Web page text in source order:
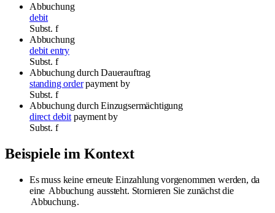
Abbuchung
debit
Subst. f
Abbuchung
debit entry
Subst. f
Abbuchung durch Dauerauftrag
standing order payment by
Subst. f
Abbuchung durch Einzugsermächtigung
direct debit payment by
Subst. f
Beispiele im Kontext
Es muss keine erneute Einzahlung vorgenommen werden, da
eine Abbuchung aussteht. Stornieren Sie zunächst die
Abbuchung.